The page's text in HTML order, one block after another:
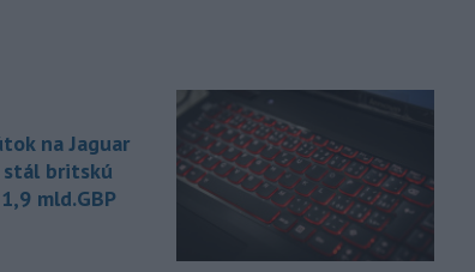
na Jaguar
stál britskú
mld.GBP